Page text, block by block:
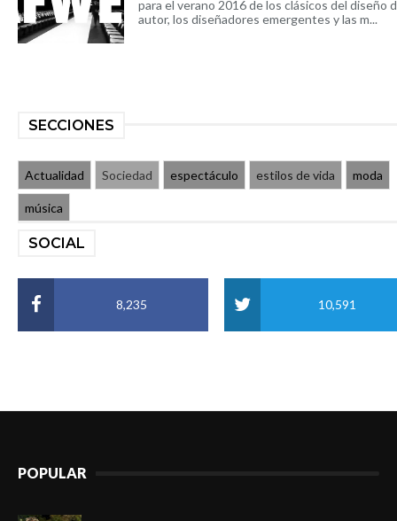
para el verano 2016 de los clásicos del diseño
autor, los diseñadores emergentes y las m...
SECCIONES
Actualidad Sociedad espectáculo estilos de vida moda
música
SOCIAL
8,235 10,591
POPULAR